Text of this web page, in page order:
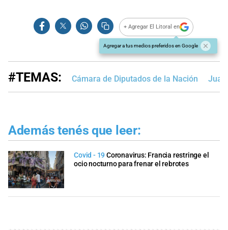
+ Agregar El Litoral en
Agregar a tus medios preferidos en Google
#TEMAS: Cámara de Diputados de la Nación
Además tenés que leer:
Covid - 19Coronavirus: Francia restringe el
ocio nocturno para frenar el rebrotes